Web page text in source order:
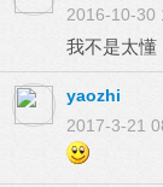
2016-10-30
我不是太懂
yaozhi
2017-3-21